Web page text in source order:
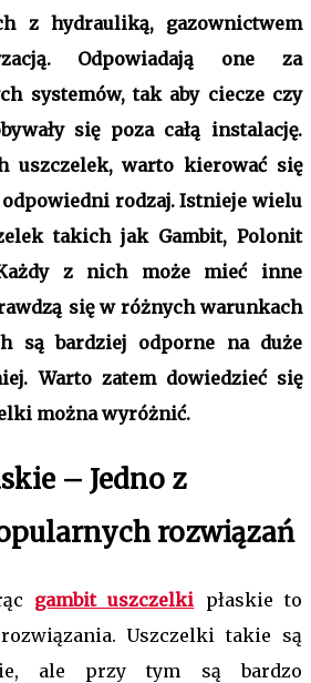
z hydrauliką, gazownictwem
Odpowiadają one za
systemów, tak aby ciecze czy
się poza całą instalację.
uszczelek, warto kierować się
rodzaj. Istnieje wielu
takich jak Gambit, Polonit
z nich może mieć inne
się w różnych warunkach
są bardziej odporne na duże
Warto zatem dowiedzieć się
można wyróżnić.
– Jedno z
rozwiązań
gambit uszczelki płaskie to
Uszczelki takie są
ale przy tym są bardzo